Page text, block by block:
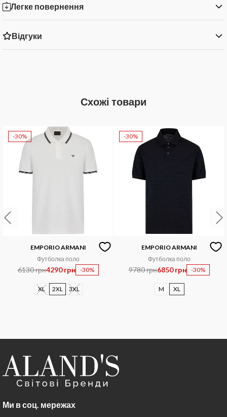
Легке повернення
Відгуки
Схожі товари
-30%
EMPORIO ARMANI
Футболка поло
6130 грн4290 грн -30%
XL 2XL 3XL
-30%
EMPORIO ARMANI
Футболка поло
9780 грн6850 грн -30%
M XL
Ми в соц. мережах